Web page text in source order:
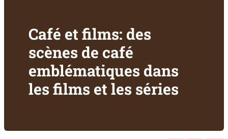
Café et films: des
scènes de café
emblématiques dans
les films et les séries